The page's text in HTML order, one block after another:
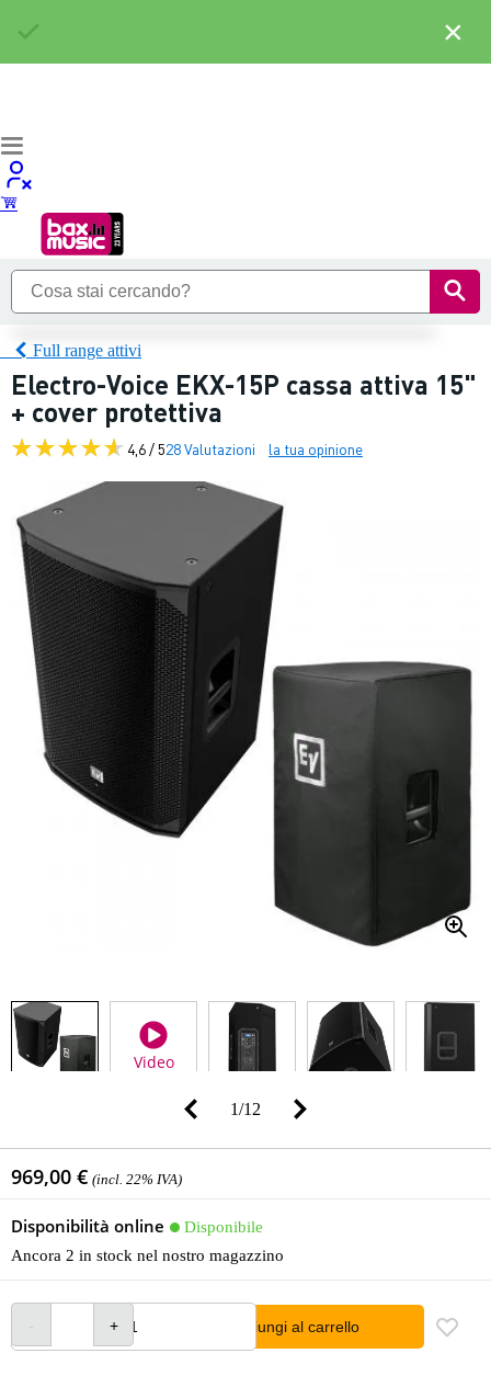
Full range attivi
Electro-Voice EKX-15P cassa attiva 15"
+ cover protettiva
4,6 / 528 Valutazioni la tua opinione
Video
1/12
969,00 € (incl. 22% IVA)
Disponibilità online
Disponibile
Ancora 2 in stock nel nostro magazzino
Aggiungi al carrello
×